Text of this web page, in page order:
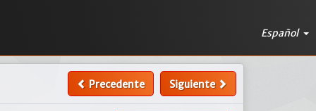
Español
Precedente Siguiente